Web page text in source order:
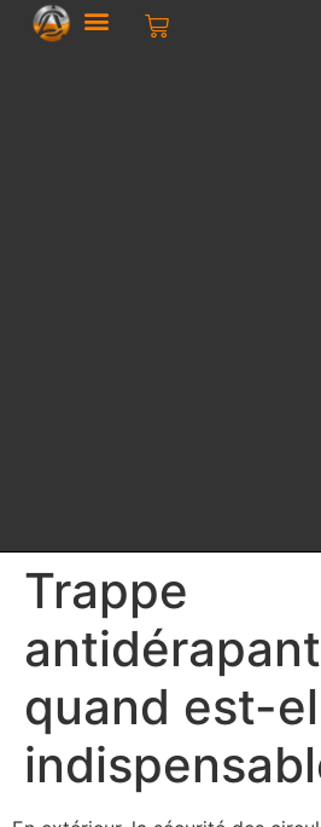
Trappe
quand est-